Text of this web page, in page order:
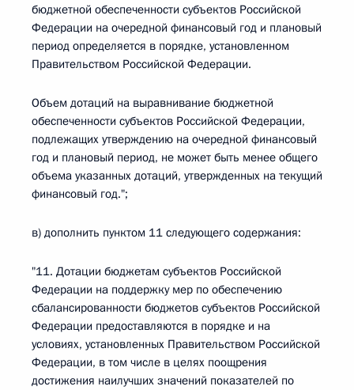
бюджетной обеспеченности субъектов Российской
Федерации на очередной финансовый год и плановый
период определяется в порядке, установленном
Правительством Российской Федерации.
Объем дотаций на выравнивание бюджетной
обеспеченности субъектов Российской Федерации,
подлежащих утверждению на очередной финансовый
год и плановый период, не может быть менее общего
объема указанных дотаций, утвержденных на текущий
финансовый год.";
в) дополнить пунктом 11 следующего содержания:
"11. Дотации бюджетам субъектов Российской
Федерации на поддержку мер по обеспечению
сбалансированности бюджетов субъектов Российской
Федерации предоставляются в порядке и на
условиях, установленных Правительством Российской
Федерации, в том числе в целях поощрения
достижения наилучших значений показателей по